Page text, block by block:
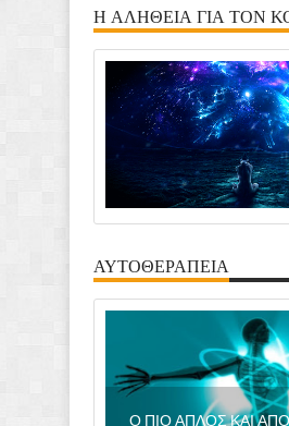
Η ΑΛΗΘΕΙΑ ΓΙΑ ΤΟΝ
ΑΥΤΟΘΕΡΑΠΕΙΑ
Ο ΠΙΟ ΑΠΛΟΣ ΚΑΙ